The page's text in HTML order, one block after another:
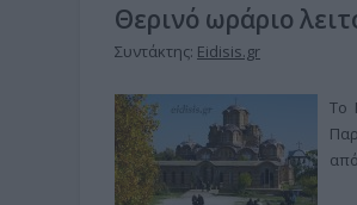
Θερινό ωράριο
Συντάκτης: Eidisis.gr
Το